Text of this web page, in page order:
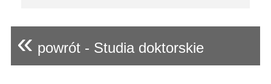
« powrót - Studia doktorskie